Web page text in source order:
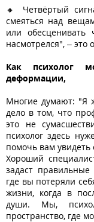
🔸 Четвёртый
смеяться над
или обесценивать
насмотрелся", – это
Как психолог
деформации,
Многие думают: "Я
дело в том, что
это не
психолог здесь
помочь вам увидеть
Хороший
задаст
где вы потеряли
жизни, когда в
души. Мы,
пространство, где